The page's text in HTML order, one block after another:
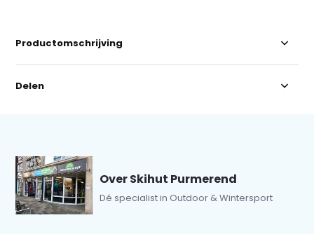
Productomschrijving
Delen
Over Skihut Purmerend
Dé specialist in Outdoor & Wintersport